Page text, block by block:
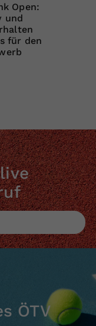
Open:
und
für den
ÖTV